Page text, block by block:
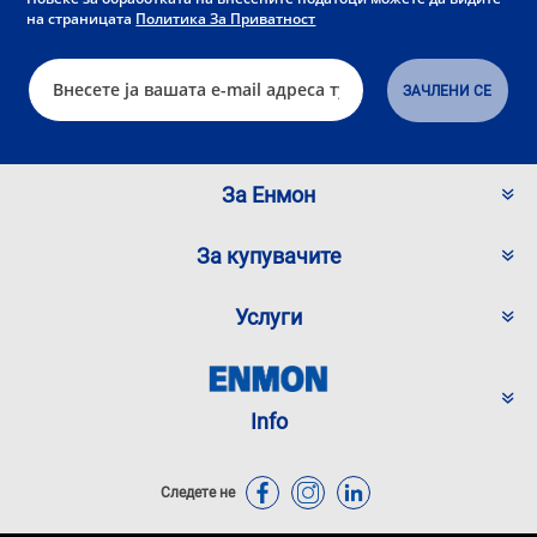
на страницата Политика За Приватност
За Енмон
За купувачите
Услуги
Info
Следете не